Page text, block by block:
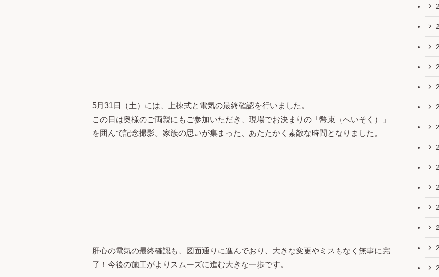
5月31日（土）には、上棟式と電気の最終確認を行いました。
この日は奥様のご両親にもご参加いただき、現場でお決まりの「幣束（へいそく）」
を囲んで記念撮影。家族の思いが集まった、あたたかく素敵な時間となりました。
肝心の電気の最終確認も、図面通りに進んでおり、大きな変更やミスもなく無事に完
了！今後の施工がよりスムーズに進む大きな一歩です。